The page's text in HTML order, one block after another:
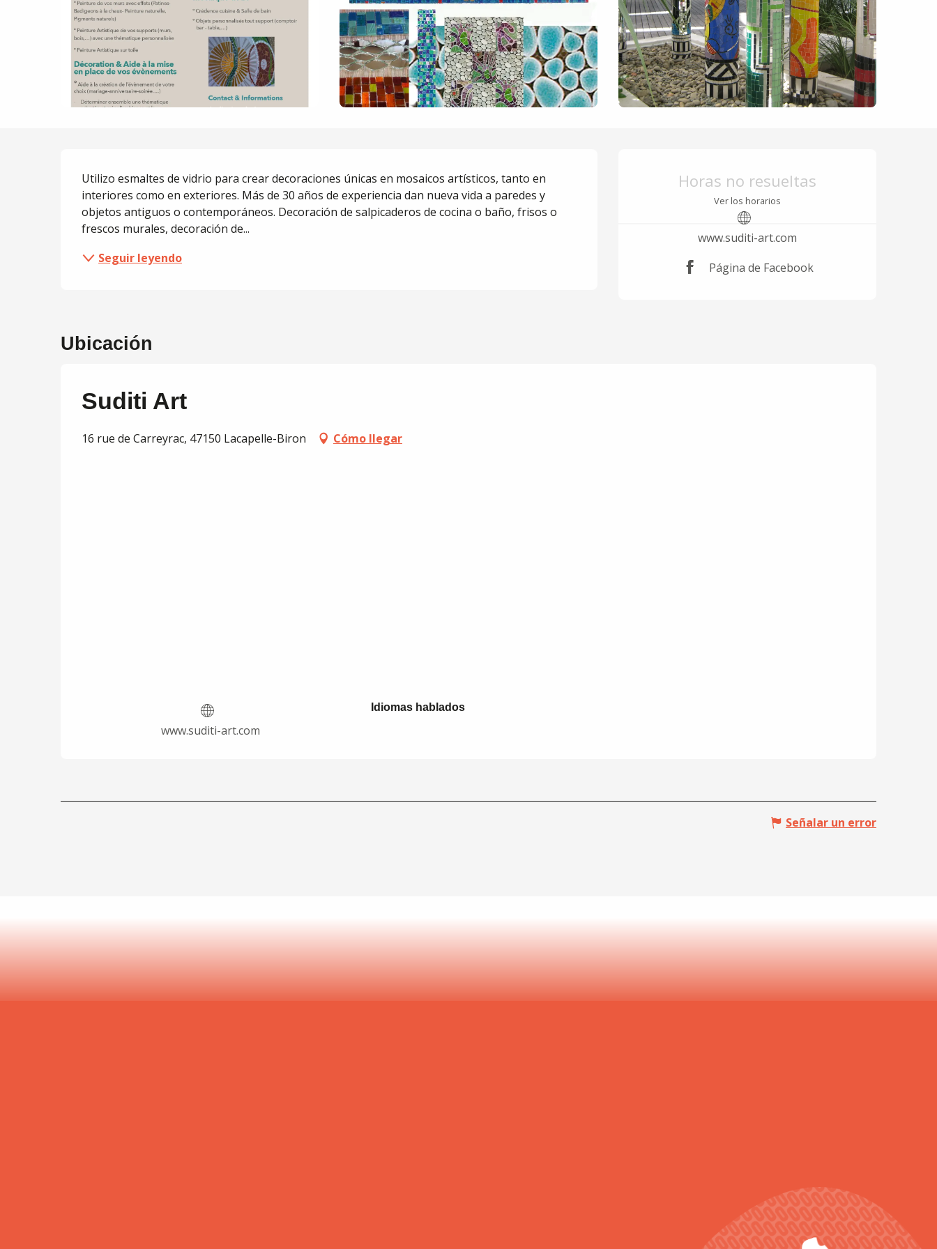
Horarios y datos de
Horas no resueltas
Ver los horarios
www.suditi-art.com
Página de Facebook
Descripción
Utilizo esmaltes de vidrio para crear decoraciones únicas en mosaicos artísticos, tanto en
interiores como en exteriores. Más de 30 años de experiencia dan nueva vida a paredes y
objetos antiguos o contemporáneos. Decoración de salpicaderos de cocina o baño, frisos o
frescos murales, decoración de...
Seguir leyendo
Ubicación
Suditi Art
16 rue de Carreyrac, 47150 Lacapelle-Biron Cómo llegar
www.suditi-art.com
Idiomas hablados
Idiomas hablados
Señalar un error